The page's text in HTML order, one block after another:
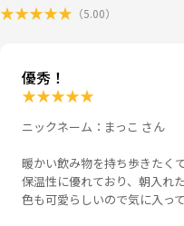
★★★★★ （5.00）
優秀！
★★★★★
ニックネーム：まっこ さん
暖かい飲み物を持ち歩きたく
保温性に優れており、朝入れ
色も可愛らしいので気に入って